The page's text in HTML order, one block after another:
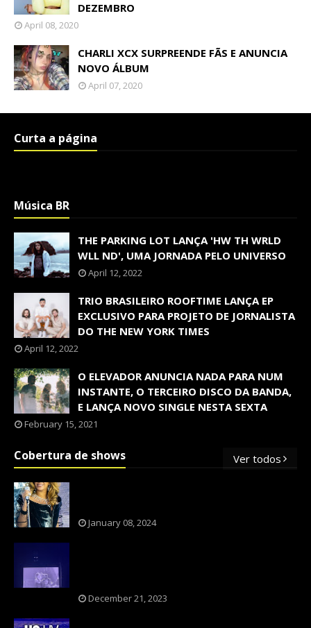
DEZEMBRO
April 08, 2020
CHARLI XCX SURPREENDE FÃS E ANUNCIA
NOVO ÁLBUM
April 07, 2020
Curta a página
Música BR
THE PARKING LOT LANÇA 'HW TH WRLD
WLL ND', UMA JORNADA PELO UNIVERSO
April 12, 2022
TRIO BRASILEIRO ROOFTIME LANÇA EP
EXCLUSIVO PARA PROJETO DE JORNALISTA
DO THE NEW YORK TIMES
April 12, 2022
O ELEVADOR ANUNCIA NADA PARA NUM
INSTANTE, O TERCEIRO DISCO DA BANDA,
E LANÇA NOVO SINGLE NESTA SEXTA
February 15, 2021
Cobertura de shows Ver todos
January 08, 2024
December 21, 2023